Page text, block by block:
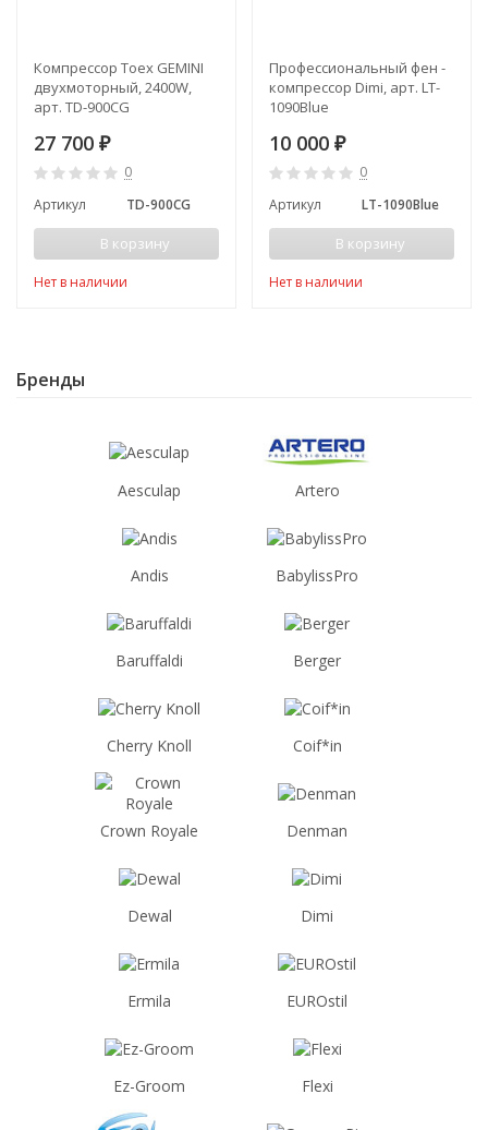
Компрессор Toex GEMINI
двухмоторный, 2400W,
арт. TD-900CG
27 700 ₽
0
Артикул
TD-900CG
В корзину
Нет в наличии
Профессиональный фен -
компрессор Dimi, арт. LT-
1090Blue
10 000 ₽
0
Артикул
LT-1090Blue
В корзину
Нет в наличии
Бренды
Aesculap Artero
Andis BabylissPro
Baruffaldi Berger
Cherry Knoll Coif*in
Crown Royale Denman
Dewal Dimi
Ermila EUROstil
Ez-Groom Flexi